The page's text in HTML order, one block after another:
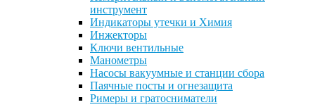
инструмент
Индикаторы утечки и Химия
Инжекторы
Ключи вентильные
Манометры
Насосы вакуумные и станции сбора
Паячные посты и огнезащита
Римеры и гратосниматели